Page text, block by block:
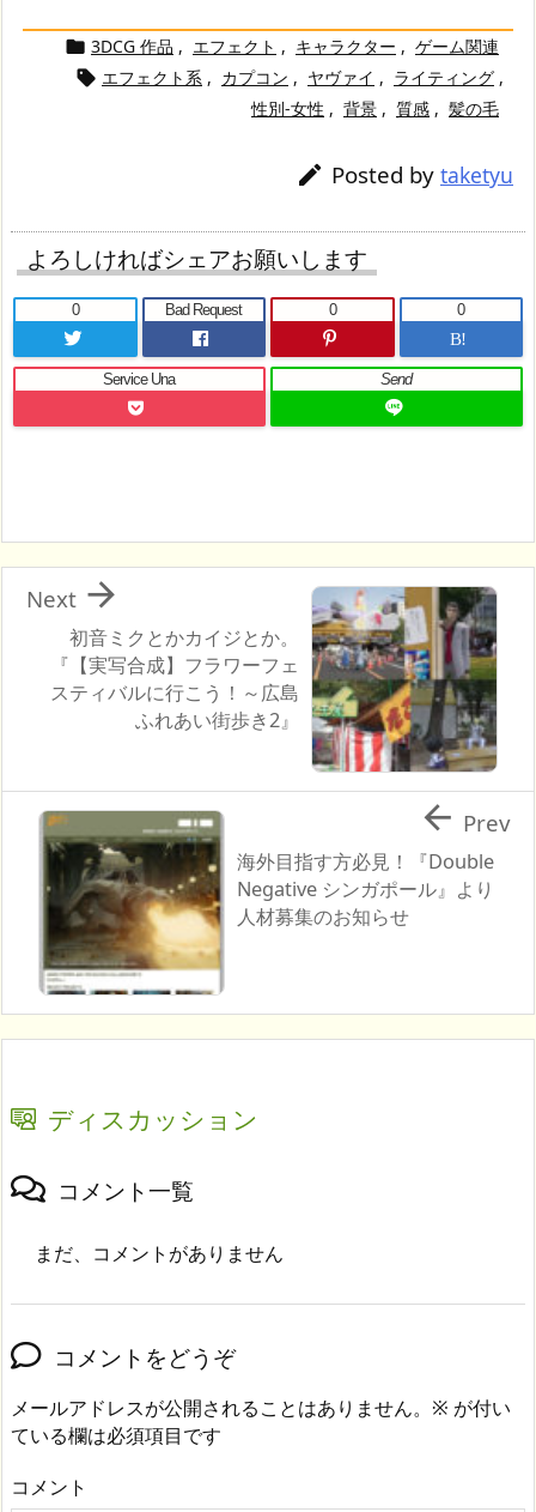
 3DCG 作品 , エフェクト , キャラクター , ゲーム関連
 エフェクト系 , カプコン , ヤヴァイ , ライティング ,
性別-女性 , 背景 , 質感 , 髪の毛
 Posted by taketyu
よろしければシェアお願いします
0 Bad Request
0
B!
0
Service Una Send
初音ミクとかカイジとか。
『【実写合成】フラワーフェ
スティバルに行こう！～広島
ふれあい街歩き2』

Next
海外目指す方必見！『Double
Negative シンガポール』より
人材募集のお知らせ
 Prev
ディスカッション
コメント一覧
まだ、コメントがありません
コメントをどうぞ
メールアドレスが公開されることはありません。 ※ が付い
ている欄は必須項目です
コメント